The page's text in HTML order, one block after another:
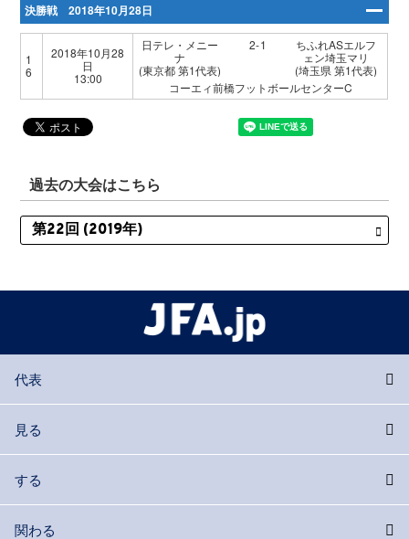
決勝戦 2018年10月28日
1
6
2018年10月28
日
13:00
日テレ・メニー
ナ
(東京都 第1代表)
2-1
ちふれASエルフ
ェン埼玉マリ
(埼玉県 第1代表)
コーエィ前橋フットボールセンターC
過去の大会はこちら
代表
見る
する
関わる